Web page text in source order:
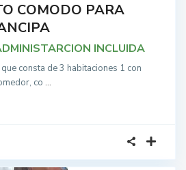
COMODO PARA
INCLUIDA
consta de 3 habitaciones 1 con
co ...